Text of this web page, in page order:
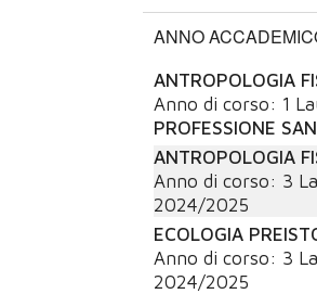
ANNO
ANTROPOLOGIA
Anno di corso: 1
PROFESSIONE
ANTROPOLOGIA
Anno di corso: 3
2024/2025
ECOLOGIA
Anno di corso: 3
2024/2025